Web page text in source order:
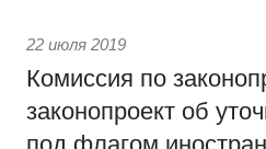
22 июля 2019
Комиссия по
законопроект об